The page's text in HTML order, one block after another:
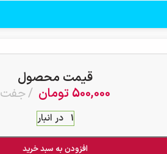
قیمت محصول
500,000 تومان جفت
1 در انبار
افزودن به سبد خرید